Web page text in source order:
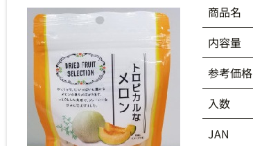
商品名
内容量
参考価格
入数
JAN